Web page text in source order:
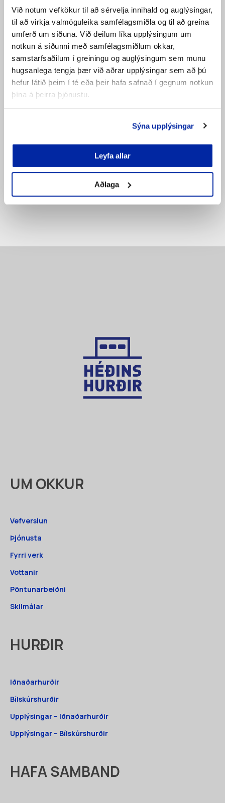
Við notum vefkökur til að sérvelja innihald og auglýsingar,
til að virkja valmöguleika samfélagsmiðla og til að greina
umferð um síðuna. Við deilum líka upplýsingum um
notkun á síðunni með samfélagsmiðlum okkar,
samstarfsaðilum í greiningu og auglýsingum sem munu
hugsanlega tengja þær við aðrar upplýsingar sem að þú
hefur látið þeim í té eða þeir hafa safnað í gegnum notkun
þína á þeirra þjónustu.
Sýna upplýsingar
Leyfa allar
Aðlaga
Endastykki Fleka
SETJA Í KÖRFU
Bæta á
pöntunarlista
(4611L+4611R)
3.527
Bæta á
pöntunarlista
UM OKKUR
Vefverslun
Þjónusta
Fyrri verk
Vottanir
Pöntunarbeiðni
Skilmálar
HURÐIR
Iðnaðarhurðir
Bílskúrshurðir
Upplýsingar – Iðnaðarhurðir
Upplýsingar – Bílskúrshurðir
HAFA SAMBAND